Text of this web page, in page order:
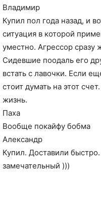
Владимир
Купил пол года назад, и
ситуация в которой
уместно. Агрессор сразу
Сидевшие поодаль его
встать с лавочки. Если
стоит думать на этот
жизнь.
Паха
Вообще покайфу бобма
Александр
Купил. Доставили
замечательный )))